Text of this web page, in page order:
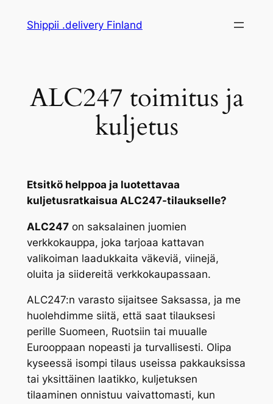
sisältöön
Shippii .delivery Finland
ALC247 toimitus ja
kuljetus
Etsitkö helppoa ja luotettavaa
kuljetusratkaisua ALC247-tilaukselle?
ALC247on saksalainen juomien
verkkokauppa, joka tarjoaa kattavan
valikoiman laadukkaita väkeviä, viinejä,
oluita ja siidereitä verkkokaupassaan.
ALC247:n varasto sijaitsee Saksassa, ja me
huolehdimme siitä, että saat tilauksesi
perille Suomeen, Ruotsiin tai muualle
Eurooppaan nopeasti ja turvallisesti. Olipa
kyseessä isompi tilaus useissa pakkauksissa
tai yksittäinen laatikko, kuljetuksen
tilaaminen onnistuu vaivattomasti, kun